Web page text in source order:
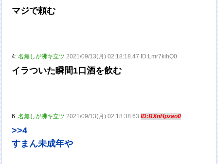
マジで頼む
4:名無しが沸キ立ツ 2021/09/13(月) 02:18:18.47 ID:Lmr7kihQ0
イラついた瞬間1口酒を飲む
6:名無しが沸キ立ツ 2021/09/13(月) 02:18:38.63ID:BXnHpzao0
>>4
すまん未成年や